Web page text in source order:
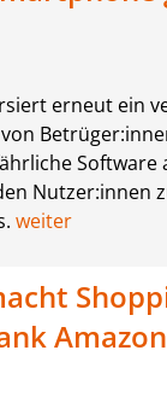
erneut ein
Software
Nutzer:innen
weiter